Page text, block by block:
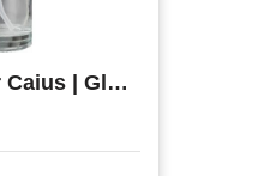
Oliedispenser Caius | Glas | 100 ml